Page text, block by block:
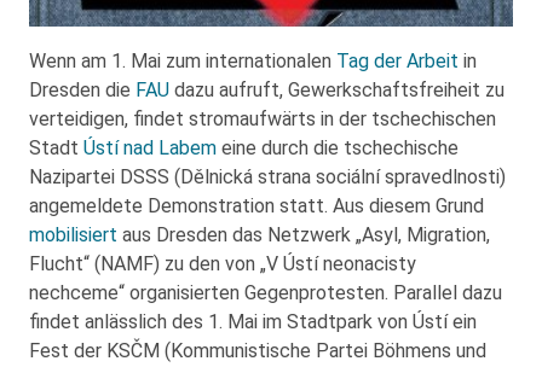
Wenn am 1. Mai zum internationalen Tag der Arbeit in
Dresden die FAU dazu aufruft, Gewerkschaftsfreiheit zu
verteidigen, findet stromaufwärts in der tschechischen
Stadt Ústí nad Labem eine durch die tschechische
Nazipartei DSSS (Dělnická strana sociální spravedlnosti)
angemeldete Demonstration statt. Aus diesem Grund
mobilisiert aus Dresden das Netzwerk „Asyl, Migration,
Flucht“ (NAMF) zu den von „V Ústí neonacisty
nechceme“ organisierten Gegenprotesten. Parallel dazu
findet anlässlich des 1. Mai im Stadtpark von Ústí ein
Fest der KSČM (Kommunistische Partei Böhmens und